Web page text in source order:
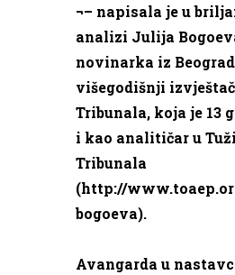
¬– napisala je u
analizi Julija
novinarka iz
višegodišnji
Tribunala, koja je 13
i kao analitičar u
Tribunala
(http://
bogoeva).
Avangarda u